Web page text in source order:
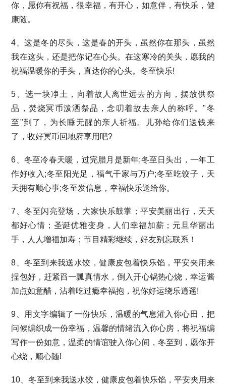
你，愿你有祝福，很幸福，有开心，如意伴，有快乐，健
康随。
4、这是冬的尽头，这是春的开头，虽然你在那头，虽然
我在这头，还是把你记在心头。在这寒冷的关头，愿我的
祝福温暖你的手头，直达你的心头。冬至快乐!
5、选一块净土，向着故人离世远去的方向，摆放供祭
品，焚烧冥币泼洒祭品，念叨着故去亲人的称呼。"冬
至"到了，为长睡无醒的亲人祈福。儿孙给你们送钱来
了，收好冥币回地府享用吧?
6、冬至冷春天暖，过完腊月是新年;冬至日头出，一年工
作好收入;冬至阳光足，福气千家与万户;冬至吃饺子，天
天拥有顺心事;冬至发信息，幸福快乐送给你。
7、冬至闪亮登场，大家快乐鼓掌；平安美丽出行，天天
都好心情；圣诞优雅变身，人们幸福加薪；元旦华丽出
手，人人增福加寿；节目精彩继续，好友别忘联系！
8、冬至到来我送水饺，健康皮包着快乐馅，平安夹用来
捏包好，赶紧舀一瓢真情水，倒入开心锅热心烧，幸运酱
加点如意醋，沾着吃过瘾幸福抱，祝你好运绕乐逍遥!
9、用文字编辑了一份快乐，温暖的气息灌入你心田，把
问候编织成一份幸福，温馨的情绪流入你心房，将祝福编
写作一份如意，温柔的情谊驶入你心间，冬至到，愿你开
心绕，顺心随!
10、冬至到来我送水饺，健康皮包着快乐馅，平安夹用来